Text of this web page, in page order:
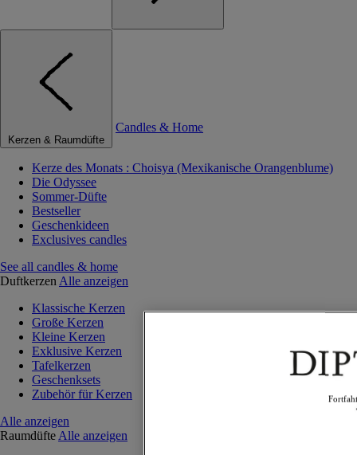
Kerzen & Raumdüfte
Candles & Home
Kerze des Monats : Choisya (Mexikanische Orangenblume)
Die Odyssee
Sommer-Düfte
Bestseller
Geschenkideen
Exclusives candles
See all candles & home
Duftkerzen Alle anzeigen
Klassische Kerzen
Große Kerzen
Kleine Kerzen
Exklusive Kerzen
Tafelkerzen
Geschenksets
Zubehör für Kerzen
Alle anzeigen
Raumdüfte Alle anzeigen